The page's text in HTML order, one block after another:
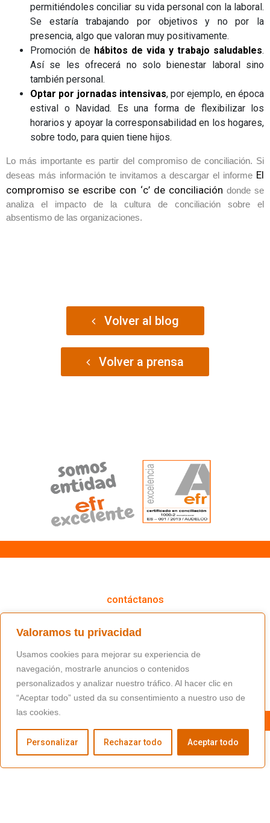
Valoramos tu privacidad
Usamos cookies para mejorar su experiencia de
navegación, mostrarle anuncios o contenidos
personalizados y analizar nuestro tráfico. Al hacer clic en
“Aceptar todo” usted da su consentimiento a nuestro uso de
las cookies.
Personalizar Rechazar todo Aceptar todo
permitiéndoles conciliar su vida personal con la laboral.
Se estaría trabajando por objetivos y no por la
presencia, algo que valoran muy positivamente.
Promoción de hábitos de vida y trabajo saludables.
Así se les ofrecerá no solo bienestar laboral sino
también personal.
Optar por jornadas intensivas, por ejemplo, en época
estival o Navidad. Es una forma de flexibilizar los
horarios y apoyar la corresponsabilidad en los hogares,
sobre todo, para quien tiene hijos.
Lo más importante es partir del compromiso de conciliación. Si
deseas más información te invitamos a descargar el informe El
compromiso se escribe con ‘c’ de conciliación donde se
analiza el impacto de la cultura de conciliación sobre el
absentismo de las organizaciones.
Volver al blog
Volver a prensa
contáctanos
(+34) 91 766 98 56 / fundacion@masfamilia.org
síguenos en nuestras redes sociales